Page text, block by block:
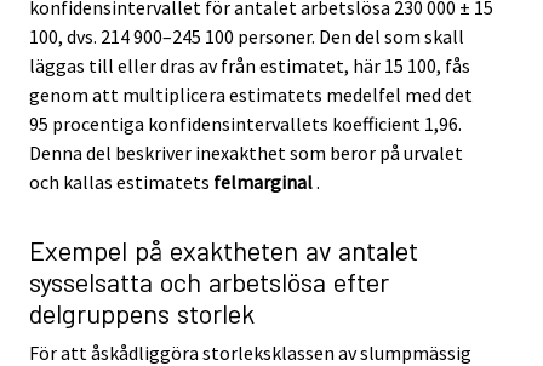
konfidensintervallet för antalet arbetslösa 230 000 ± 15
100, dvs. 214 900–245 100 personer. Den del som skall
läggas till eller dras av från estimatet, här 15 100, fås
genom att multiplicera estimatets medelfel med det
95 procentiga konfidensintervallets koefficient 1,96.
Denna del beskriver inexakthet som beror på urvalet
och kallas estimatets felmarginal.
Exempel på exaktheten av antalet
sysselsatta och arbetslösa efter
delgruppens storlek
För att åskådliggöra storleksklassen av slumpmässig